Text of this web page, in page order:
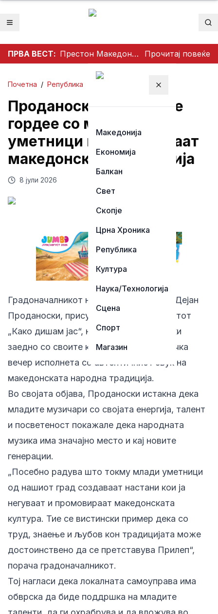
Отвори мени
ПРВА ВЕСТ: Престон Македонија го освои Dockerty Cup по 34 години, Тевере прогласен за најдобар играч Прочитај повеќе
Затвори мени
Македонија
Економија
Балкан
Свет
Скопје
Црна Хроника
Република
Култура
Наука/Технологија
Сцена
Спорт
Магазин
Почетна / Република
Проданоски: Прилеп се
гордее со младите
уметници кои ја негуваат
македонската традиција
8 јули 2026
Градоначалникот на Општина Прилеп, Дејан
Проданоски, присуствуваше на концертот
„Како дишам јас“, на кој Сергеј Настески
заедно со своите колеги приреди музичка
вечер исполнета со автентичниот звук на
македонската народна традиција.
Во својата објава, Проданоски истакна дека
младите музичари со својата енергија, талент
и посветеност покажале дека народната
музика има значајно место и кај новите
генерации.
„Посебно радува што токму млади уметници
од нашиот град создаваат настани кои ја
негуваат и промовираат македонската
култура. Тие се вистински пример дека со
труд, знаење и љубов кон традицијата може
достоинствено да се претставува Прилеп“,
порача градоначалникот.
Тој нагласи дека локалната самоуправа има
обврска да биде поддршка на младите